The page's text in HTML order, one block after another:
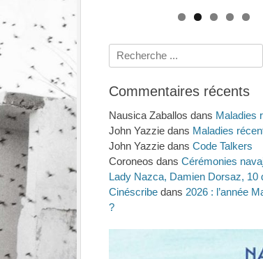
Rechercher :
Commentaires récents
Nausica Zaballos dans Maladies
John Yazzie dans Maladies
John Yazzie dans Code Talkers
Coroneos dans Cérémonies
Lady Nazca, Damien Dorsaz, 10
Cinéscribe dans 2026 : l’année
?